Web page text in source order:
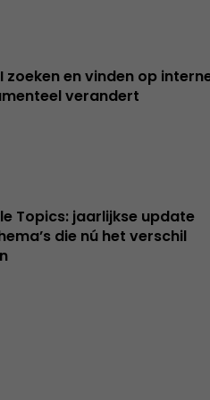
zoeken en vinden op
verandert
Topics: jaarlijkse update
die nú het verschil